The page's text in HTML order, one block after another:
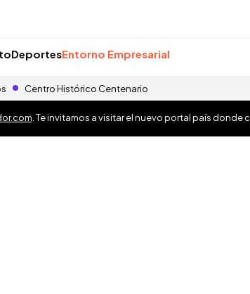
DeportesEntorno Empresarial
Centro Histórico Centenario
. Te invitamos a visitar el nuevo portal país donde